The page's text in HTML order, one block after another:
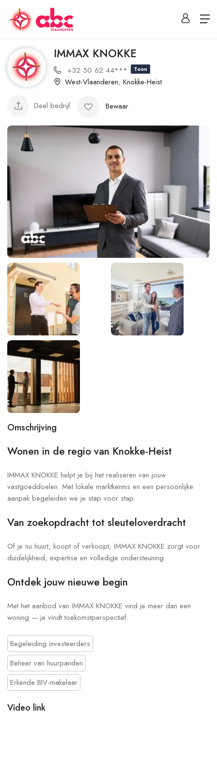
IMMAX KNOKKE
+32 50 62 44*** Toon
West-Vlaanderen, Knokke-Heist
Deel bedrijf Bewaar
Omschrijving
Wonen in de regio van Knokke-Heist
IMMAX KNOKKE helpt je bij het realiseren van jouw
vastgoeddoelen. Met lokale marktkennis en een persoonlijke
aanpak begeleiden we je stap voor stap.
Van zoekopdracht tot sleuteloverdracht
Of je nu huurt, koopt of verkoopt, IMMAX KNOKKE zorgt voor
duidelijkheid, expertise en volledige ondersteuning.
Ontdek jouw nieuwe begin
Met het aanbod van IMMAX KNOKKE vind je meer dan een
woning — je vindt toekomstperspectief.
Begeleiding investeerders
Beheer van huurpanden
Erkende BIV-makelaar
Video link